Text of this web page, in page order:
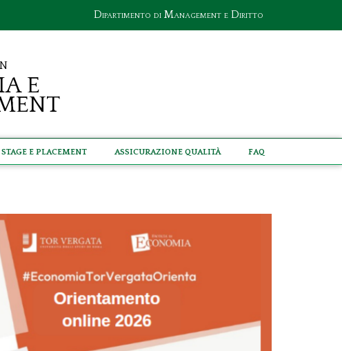
Dipartimento di Management e Diritto
e
Stage e Placement Assicurazione Qualità Faq